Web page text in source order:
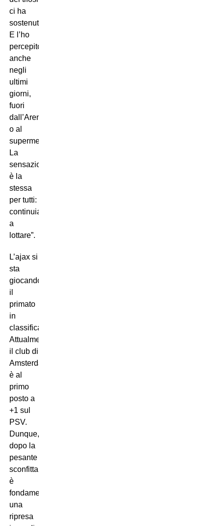
ci ha
sostenuto.
E l’ho
percepito
anche
negli
ultimi
giorni,
fuori
dall’Arena
o al
supermercato.
La
sensazione
è la
stessa
per tutti:
continuiamo
a
lottare”.
L’ajax si
sta
giocando
il
primato
in
classifica.
Attualmente
il club di
Amsterdam
è al
primo
posto a
+1 sul
PSV.
Dunque,
dopo la
pesante
sconfitta
è
fondamentale
una
ripresa